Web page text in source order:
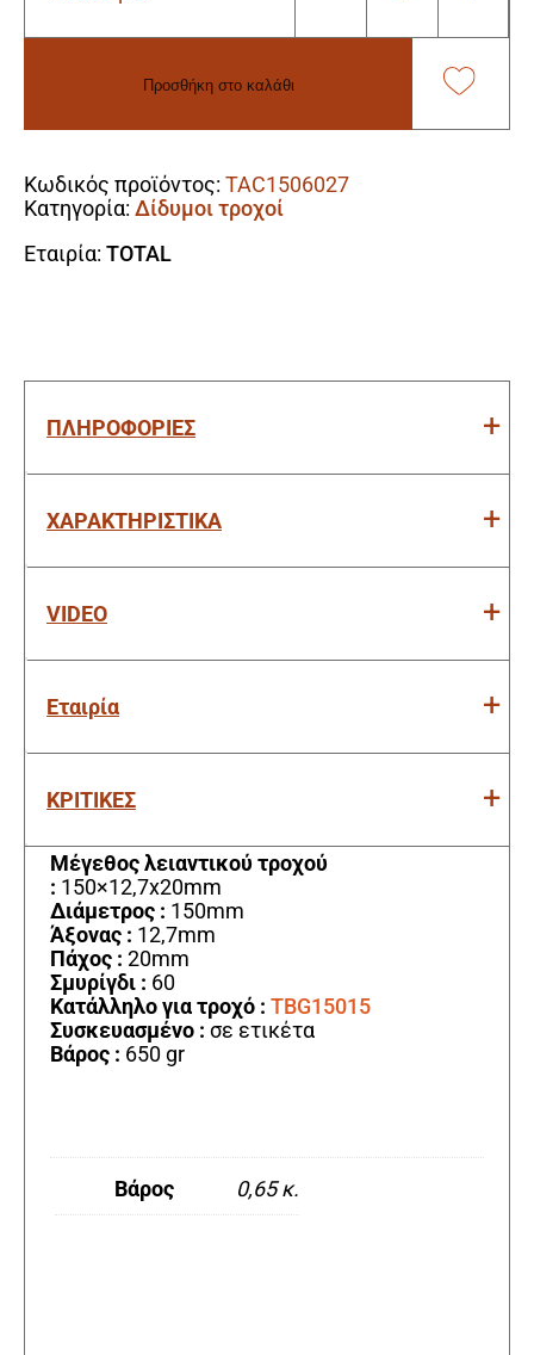
/
60grit
Για
TGB15015
Προσθήκη στο καλάθι
Κωδικός προϊόντος: TAC1506027
Κατηγορία: Δίδυμοι τροχοί
Εταιρία: TOTAL
ΠΛΗΡΟΦΟΡΙΕΣ
ΧΑΡΑΚΤΗΡΙΣΤΙΚΑ
VIDEO
Εταιρία
ΚΡΙΤΙΚΕΣ
Μέγεθος λειαντικού τροχού
: 150×12,7x20mm
Διάμετρος : 150mm
Άξονας : 12,7mm
Πάχος : 20mm
Σμυρίγδι : 60
Κατάλληλο για τροχό : TBG15015
Συσκευασμένο : σε ετικέτα
Βάρος : 650 gr
Βάρος 0,65 κ.